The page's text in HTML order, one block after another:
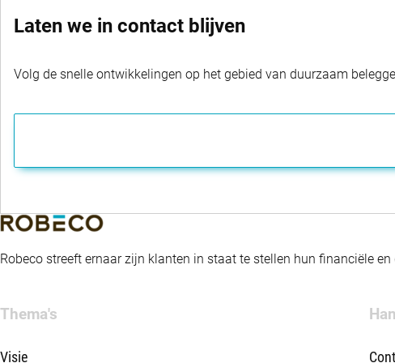
Laten we in contact blijven
Volg de snelle ontwikkelingen op het gebied van duurzaam
Robeco streeft ernaar zijn klanten in staat te stellen hun financiële
Thema's
Visie